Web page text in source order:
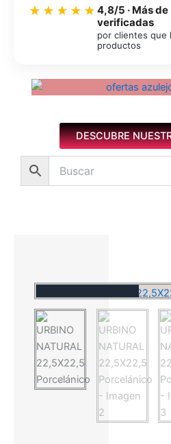
★★★★★ 4,8/5 · Más
verificadas
por clientes que
productos
DESCUBRE
Novedad